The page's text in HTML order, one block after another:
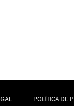
POLÍTICA DE